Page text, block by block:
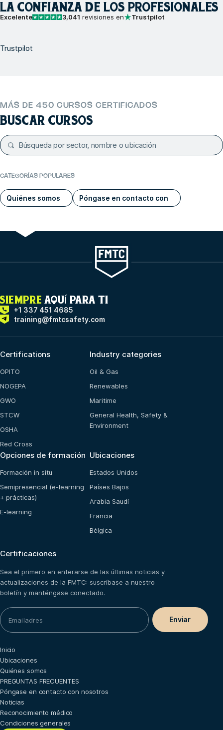
LA CONFIANZA DE LOS PROFESIONALES
Excelente 3,041 revisiones en Trustpilot
Trustpilot
MÁS DE 450 CURSOS CERTIFICADOS
BUSCAR CURSOS
CATEGORÍAS POPULARES
Quiénes somos Póngase en contacto con
SIEMPRE AQUÍ PARA TI
+1 337 451 4685
training@fmtcsafety.com
Certifications
OPITO
NOGEPA
GWO
STCW
OSHA
Red Cross
Industry categories
Oil & Gas
Renewables
Maritime
General Health, Safety &
Environment
Opciones de formación
Formación in situ
Semipresencial (e-learning
+ prácticas)
E-learning
Ubicaciones
Estados Unidos
Países Bajos
Arabia Saudí
Francia
Bélgica
Certificaciones
Sea el primero en enterarse de las últimas noticias y
actualizaciones de la FMTC: suscríbase a nuestro
boletín y manténgase conectado.
Inicio
Ubicaciones
Quiénes somos
PREGUNTAS FRECUENTES
Póngase en contacto con nosotros
Noticias
Reconocimiento médico
Condiciones generales